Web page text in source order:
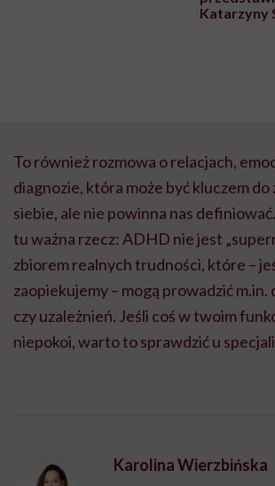
Katarzyny
To również rozmowa o relacjach,
diagnozie, która może być kluczem do
siebie, ale nie powinna nas
tu ważna rzecz: ADHD nie jest
zbiorem realnych trudności, które –
zaopiekujemy – mogą prowadzićm.in.
czy uzależnień. Jeśli coś w twoim
niepokoi, warto to sprawdzić u
Karolina Wierzbińska